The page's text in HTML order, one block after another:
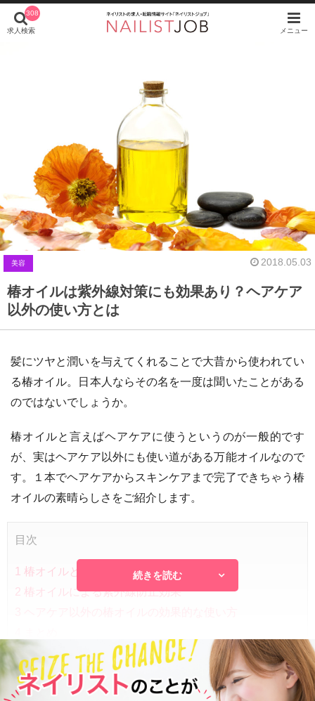
308
求人検索 メニュー
美容 2018.05.03
椿オイルは紫外線対策にも効果あり？ヘアケア
以外の使い方とは
髪にツヤと潤いを与えてくれることで大昔から使われてい
る椿オイル。日本人ならその名を一度は聞いたことがある
のではないでしょうか。
椿オイルと言えばヘアケアに使うというのが一般的です
が、実はヘアケア以外にも使い道がある万能オイルなので
す。１本でヘアケアからスキンケアまで完了できちゃう椿
オイルの素晴らしさをご紹介します。
目次
1 椿オイルとは
2 椿オイルによる紫外線防止効果
続きを読む